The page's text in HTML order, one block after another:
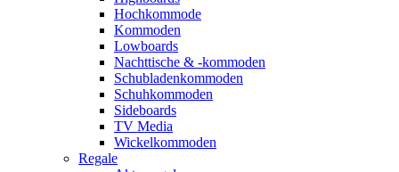
Hochkommode
Kommoden
Lowboards
Nachttische & -kommoden
Schubladenkommoden
Schuhkommoden
Sideboards
TV Media
Wickelkommoden
Regale